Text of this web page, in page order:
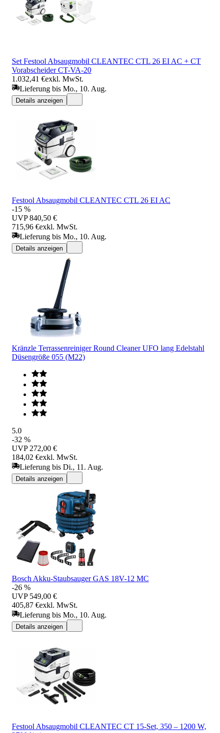
Set Festool Absaugmobil CLEANTEC CTL 26 EI AC + CT
Vorabscheider CT-VA-20
1.032,41 €exkl. MwSt.
Lieferung bis Mo., 10. Aug.
Details anzeigen
Festool Absaugmobil CLEANTEC CTL 26 EI AC
-15 %
UVP 840,50 €
715,96 €exkl. MwSt.
Lieferung bis Mo., 10. Aug.
Details anzeigen
Kränzle Terrassenreiniger Round Cleaner UFO lang Edelstahl
Düsengröße 055 (M22)
5.0
-32 %
UVP 272,00 €
184,02 €exkl. MwSt.
Lieferung bis Di., 11. Aug.
Details anzeigen
Bosch Akku-Staubsauger GAS 18V-12 MC
-26 %
UVP 549,00 €
405,87 €exkl. MwSt.
Lieferung bis Mo., 10. Aug.
Details anzeigen
Festool Absaugmobil CLEANTEC CT 15-Set, 350 – 1200 W,